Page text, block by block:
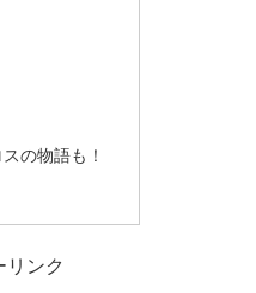
の物語も！
リンク